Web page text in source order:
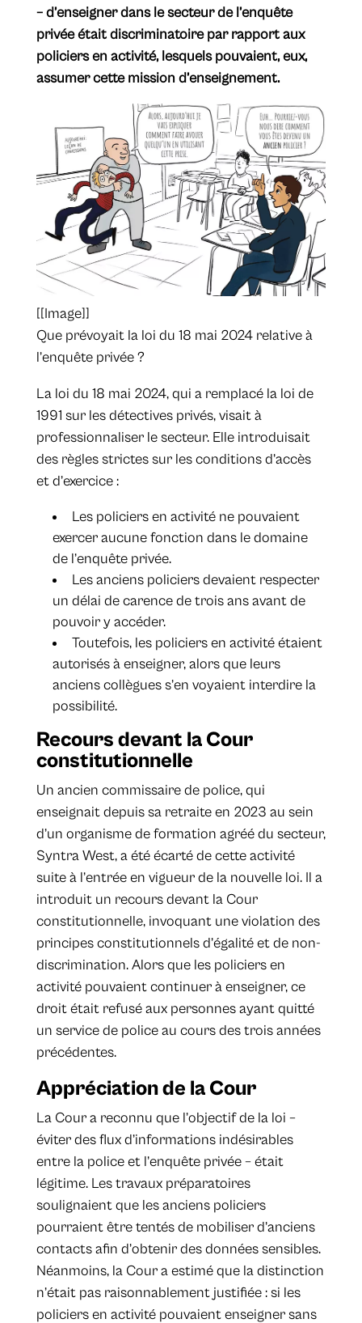
– d’enseigner dans le secteur de l’enquête
privée était discriminatoire par rapport aux
policiers en activité, lesquels pouvaient, eux,
assumer cette mission d’enseignement.
[[Image]]
​Que prévoyait la loi du 18 mai 2024 relative à
l’enquête privée ?
La loi du 18 mai 2024, qui a remplacé la loi de
1991 sur les détectives privés, visait à
professionnaliser le secteur. Elle introduisait
des règles strictes sur les conditions d’accès
et d’exercice :
Les policiers en activité ne pouvaient
exercer aucune fonction dans le domaine
de l’enquête privée.
Les anciens policiers devaient respecter
un délai de carence de trois ans avant de
pouvoir y accéder.
Toutefois, les policiers en activité étaient
autorisés à enseigner, alors que leurs
anciens collègues s’en voyaient interdire la
possibilité.
Recours devant la Cour
constitutionnelle
Un ancien commissaire de police, qui
enseignait depuis sa retraite en 2023 au sein
d’un organisme de formation agréé du secteur,
Syntra West, a été écarté de cette activité
suite à l’entrée en vigueur de la nouvelle loi. Il a
introduit un recours devant la Cour
constitutionnelle, invoquant une violation des
principes constitutionnels d’égalité et de non-
discrimination. Alors que les policiers en
activité pouvaient continuer à enseigner, ce
droit était refusé aux personnes ayant quitté
un service de police au cours des trois années
précédentes.
Appréciation de la Cour
La Cour a reconnu que l’objectif de la loi –
éviter des flux d’informations indésirables
entre la police et l’enquête privée – était
légitime. Les travaux préparatoires
soulignaient que les anciens policiers
pourraient être tentés de mobiliser d’anciens
contacts afin d’obtenir des données sensibles.
Néanmoins, la Cour a estimé que la distinction
n’était pas raisonnablement justifiée : si les
policiers en activité pouvaient enseigner sans